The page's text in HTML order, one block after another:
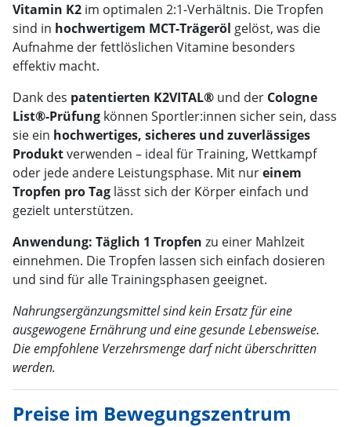
Vitamin K2 im optimalen 2:1-Verhältnis. Die Tropfen
sind in hochwertigem MCT-Trägeröl gelöst, was die
Aufnahme der fettlöslichen Vitamine besonders
effektiv macht.
Dank des patentierten K2VITAL® und der Cologne
List®-Prüfung können Sportler:innen sicher sein, dass
sie ein hochwertiges, sicheres und zuverlässiges
Produktverwenden – ideal für Training, Wettkampf
oder jede andere Leistungsphase. Mit nureinem
Tropfen pro Tag lässt sich der Körper einfach und
gezielt unterstützen.
Anwendung: Täglich 1 Tropfen zu einer Mahlzeit
einnehmen. Die Tropfen lassen sich einfach dosieren
und sind für alle Trainingsphasen geeignet.
Nahrungsergänzungsmittel sind kein Ersatz für eine
ausgewogene Ernährung und eine gesunde Lebensweise.
Die empfohlene Verzehrsmenge darf nicht überschritten
werden.
Preise im Bewegungszentrum